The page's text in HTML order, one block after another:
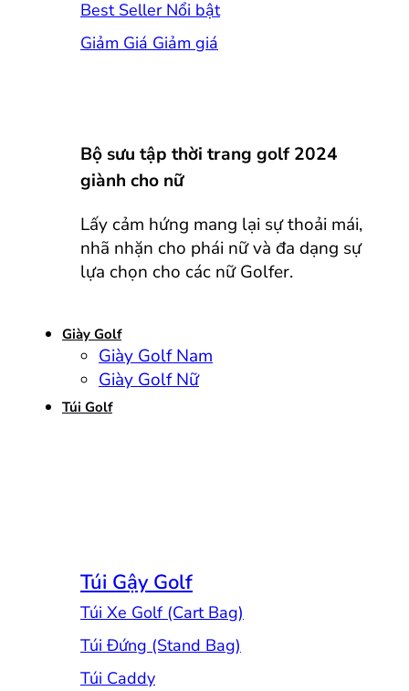
Best Seller
Giảm Giá
Bộ sưu tập thời trang golf 2024
giành cho nữ
Lấy cảm hứng mang lại sự thoải mái,
nhã nhặn cho phái nữ và đa dạng sự
lựa chọn cho các nữ Golfer.
Giày Golf
Giày Golf Nam
Giày Golf Nữ
Túi Golf
Túi Gậy Golf
Túi Xe Golf (Cart Bag)
Túi Đứng (Stand Bag)
Túi Caddy